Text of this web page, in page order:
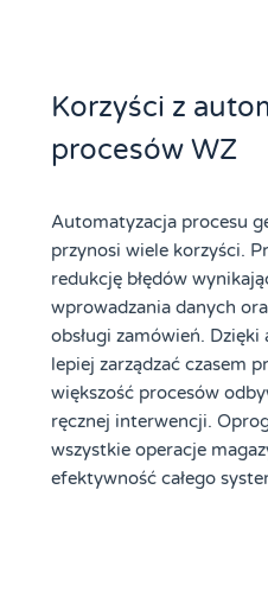
Korzyści z
procesów WZ
Automatyzacja procesu
przynosi wiele korzyści.
redukcję błędów
wprowadzania danych
obsługi zamówień.
lepiej zarządzać czasem
większość procesów
ręcznej interwencji.
wszystkie operacje
efektywność całego